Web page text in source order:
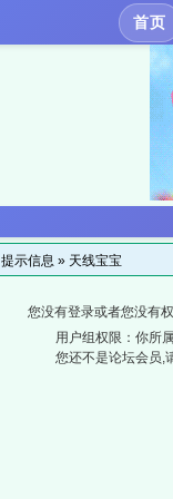
首页
提示信息 » 天线宝宝
您没有登录或者您没有
用户组权限：你所
您还不是论坛会员,